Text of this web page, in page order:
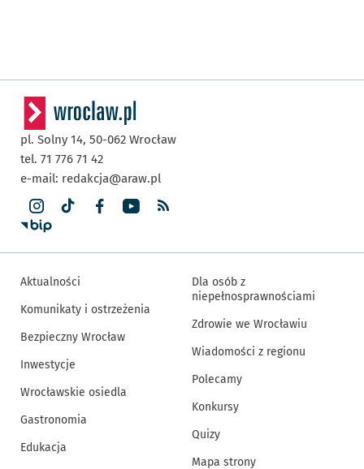
pl. Solny 14, 50-062 Wrocław
tel. 71 776 71 42
e-mail: redakcja@araw.pl
Aktualności
Komunikaty i ostrzeżenia
Bezpieczny Wrocław
Inwestycje
Wrocławskie osiedla
Gastronomia
Edukacja
Dla osób z
niepełnosprawnościami
Zdrowie we Wrocławiu
Wiadomości z regionu
Polecamy
Konkursy
Quizy
Mapa strony